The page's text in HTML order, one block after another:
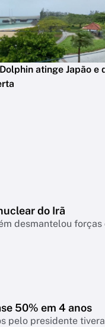
atinge Japão e
do Irã
desmantelou
50% em 4 anos
presidente